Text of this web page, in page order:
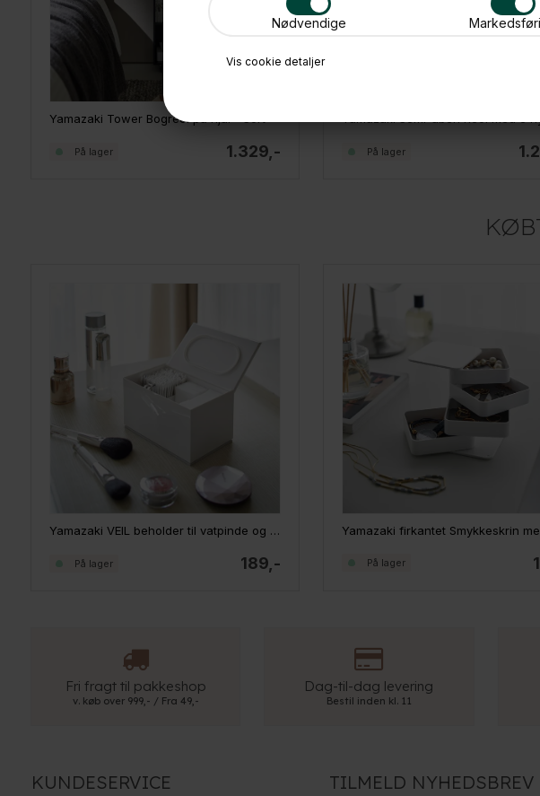
Nødvendige
Vis cookie detaljer
Yamazaki Tower Bogreol på hjul - Sort
1.329,-
På lager På lager
Yamazaki VEIL beholder til vatpinde og vatrondeller
189,-
På lager På lager
Fri fragt til pakkeshop
v. køb over 999,- / Fra 49,-
Dag-til-dag levering
Bestil inden kl. 11
KUNDESERVICE TILMELD NYHEDSBREV